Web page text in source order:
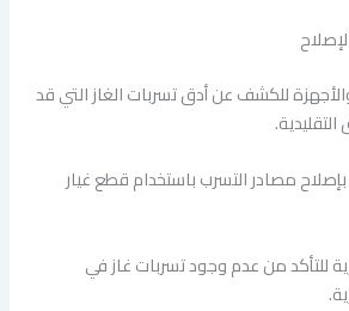
للكشف عن أدق تسربات الغاز التي قد
مصادر التسرب باستخدام قطع غيار
من عدم وجود تسربات غاز في